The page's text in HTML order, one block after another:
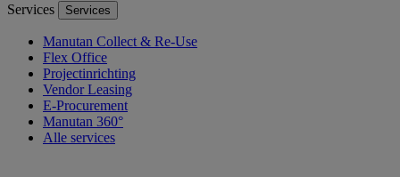
Services Services
Manutan Collect & Re-Use
Flex Office
Projectinrichting
Vendor Leasing
E-Procurement
Manutan 360°
Alle services